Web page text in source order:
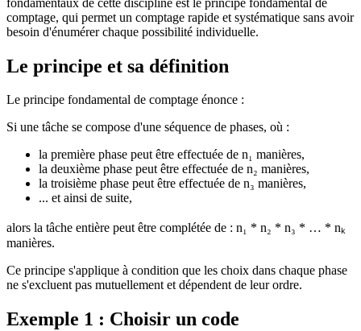
comptage, qui permet un comptage rapide et systématique sans avoir
besoin d'énumérer chaque possibilité individuelle.
Le principe et sa définition
Le principe fondamental de comptage énonce :
Si une tâche se compose d'une séquence de phases, où :
la première phase peut être effectuée de n₁ manières,
la deuxième phase peut être effectuée de n₂ manières,
la troisième phase peut être effectuée de n₃ manières,
... et ainsi de suite,
alors la tâche entière peut être complétée de : n₁ * n₂ * n₃ * … * nₖ
manières.
Ce principe s'applique à condition que les choix dans chaque phase
ne s'excluent pas mutuellement et dépendent de leur ordre.
Exemple 1 : Choisir un code